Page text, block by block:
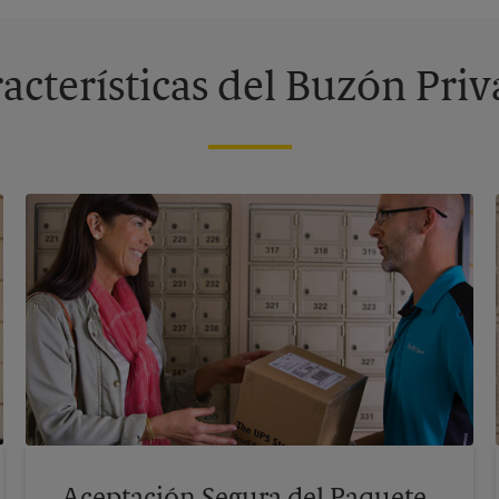
del Buzón